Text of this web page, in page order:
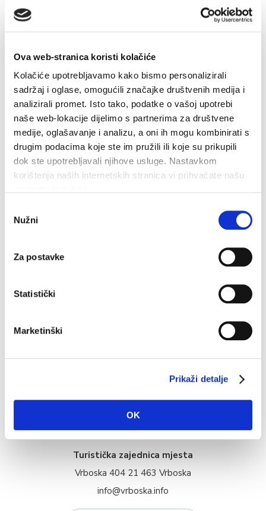
Ova web-stranica koristi kolačiće
Kolačiće upotrebljavamo kako bismo personalizirali
sadržaj i oglase, omogućili značajke društvenih medija i
analizirali promet. Isto tako, podatke o vašoj upotrebi
naše web-lokacije dijelimo s partnerima za društvene
medije, oglašavanje i analizu, a oni ih mogu kombinirati s
drugim podacima koje ste im pružili ili koje su prikupili
dok ste upotrebljavali njihove usluge. Nastavkom
korištenja naših internetskih stranica vi prihvaćate našu
pristanka
Nužni
Za postavke
Statistički
Marketinški
Prikaži detalje
OK
32,1°C
Vlažnost:53 %
Tlak:
1.011 hPa
8,64 km/h
34°C
Smještaj
Info
Kontakt
Turistička zajednica mjesta
Vrboska 404 21 463 Vrboska
info@vrboska.info